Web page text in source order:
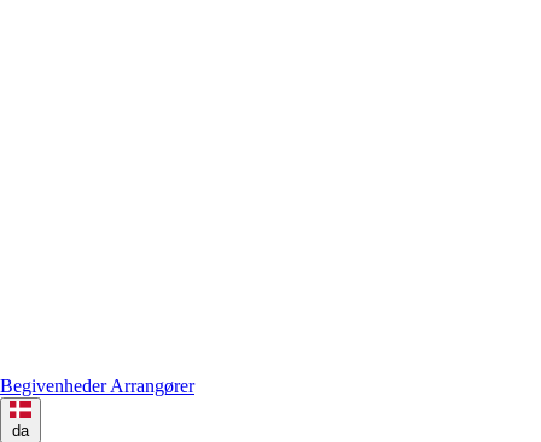
BegivenhederArrangører
da